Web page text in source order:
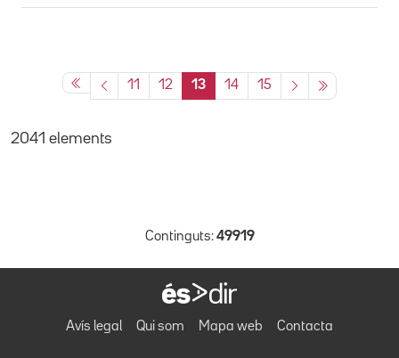
11 12 13 14 15
2041 elements
Continguts: 49919
Avís legal Qui som Mapa web Contacta